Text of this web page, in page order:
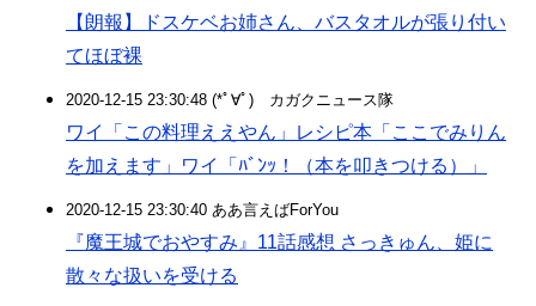
【朗報】ドスケベお姉さん、バスタオルが張り付い
てほぼ裸
2020-12-15 23:30:48 (*ﾟ∀ﾟ)ゞカガクニュース隊
ワイ「この料理ええやん」レシピ本「ここでみりん
を加えます」ワイ「ﾊﾞﾝｯ！（本を叩きつける）」
2020-12-15 23:30:40 ああ言えばForYou
『魔王城でおやすみ』11話感想 さっきゅん、姫に
散々な扱いを受ける